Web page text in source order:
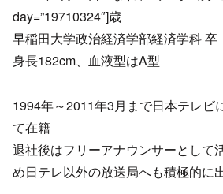
day=”19710324″]歳
早稲田大学政治経済学部経済学科 卒
身長182cm、血液型はA型
1994年～2011年3月まで日本テレビ
て在籍
退社後はフリーアナウンサーとして
め日テレ以外の放送局へも積極的に